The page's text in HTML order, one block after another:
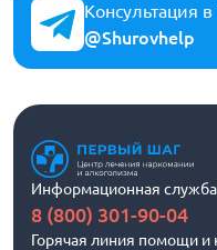
Консультация
@Shurovhelp
Информационная служба
8 (800) 301-90-04
Горячая линия помощи и